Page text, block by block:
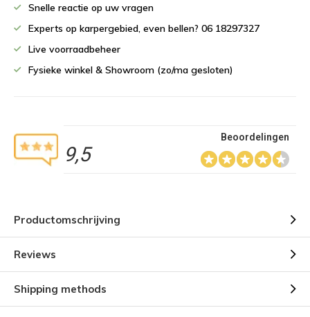
Snelle reactie op uw vragen
Experts op karpergebied, even bellen? 06 18297327
Live voorraadbeheer
Fysieke winkel & Showroom (zo/ma gesloten)
9,5
Beoordelingen
Productomschrijving
Reviews
Shipping methods